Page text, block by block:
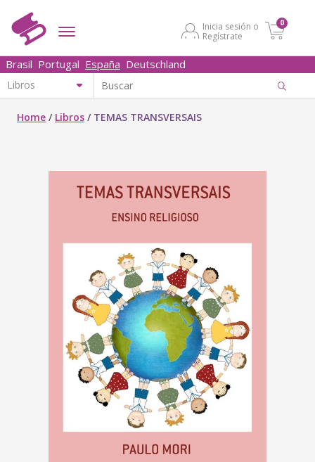
Inicia sesión o
Regístrate
0
Brasil Portugal España Deutschland
Home / Libros / TEMAS TRANSVERSAIS